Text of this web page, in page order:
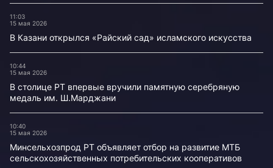
11:03
15 мая 2026
В Казани открылся «Райский сад» исламского искусства
10:44
15 мая 2026
В столице РТ впервые вручили памятную серебряную
медаль им. Ш.Марджани
10:40
15 мая 2026
Минсельхозпрод РТ объявляет отбор на развитие МТБ
сельскохозяйственных потребительских кооперативов